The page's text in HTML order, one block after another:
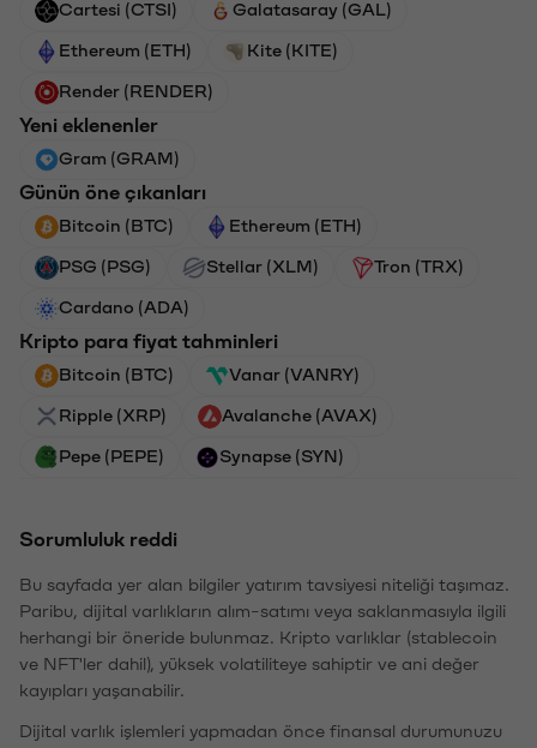
Cartesi (CTSI) Galatasaray (GAL)
Ethereum (ETH) Kite (KITE)
Render (RENDER)
Yeni eklenenler
Gram (GRAM)
Günün öne çıkanları
Bitcoin (BTC) Ethereum (ETH)
PSG (PSG) Stellar (XLM) Tron (TRX)
Cardano (ADA)
Kripto para fiyat tahminleri
Bitcoin (BTC) Vanar (VANRY)
Ripple (XRP) Avalanche (AVAX)
Pepe (PEPE) Synapse (SYN)
Sorumluluk reddi
Bu sayfada yer alan bilgiler yatırım tavsiyesi niteliği taşımaz.
Paribu, dijital varlıkların alım-satımı veya saklanmasıyla ilgili
herhangi bir öneride bulunmaz. Kripto varlıklar (stablecoin
ve NFT'ler dahil), yüksek volatiliteye sahiptir ve ani değer
kayıpları yaşanabilir.
Dijital varlık işlemleri yapmadan önce finansal durumunuzu